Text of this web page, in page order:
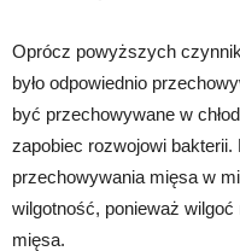
Oprócz powyższych
było odpowiednio
być przechowywane w
zapobiec rozwojowi
przechowywania mięsa w
wilgotność, ponieważ
mięsa.